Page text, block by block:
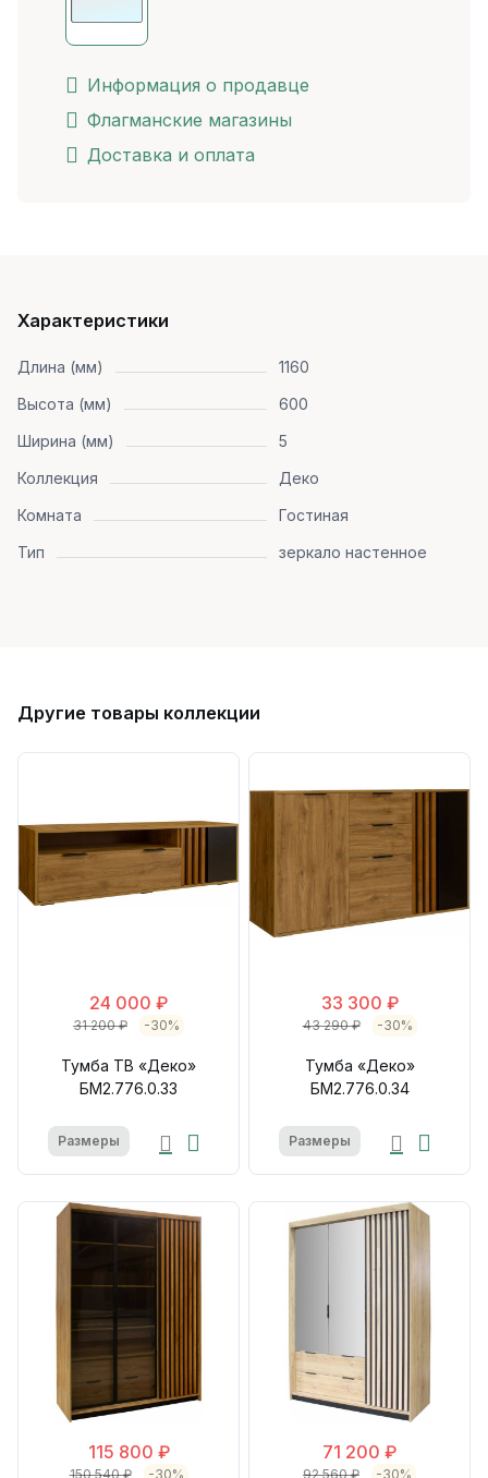
Информация о продавце
Флагманские магазины
Доставка и оплата
Характеристики
Длина (мм)
1160
Высота (мм)
600
Ширина (мм)
5
Коллекция
Деко
Комната
Гостиная
Тип
зеркало настенное
Другие товары коллекции
24 000 ₽
31 200 ₽ -30%
Тумба ТВ «Деко»
БМ2.776.0.33
Размеры
33 300 ₽
43 290 ₽ -30%
Тумба «Деко»
БМ2.776.0.34
Размеры
115 800 ₽
150 540 ₽ -30%
71 200 ₽
92 560 ₽ -30%